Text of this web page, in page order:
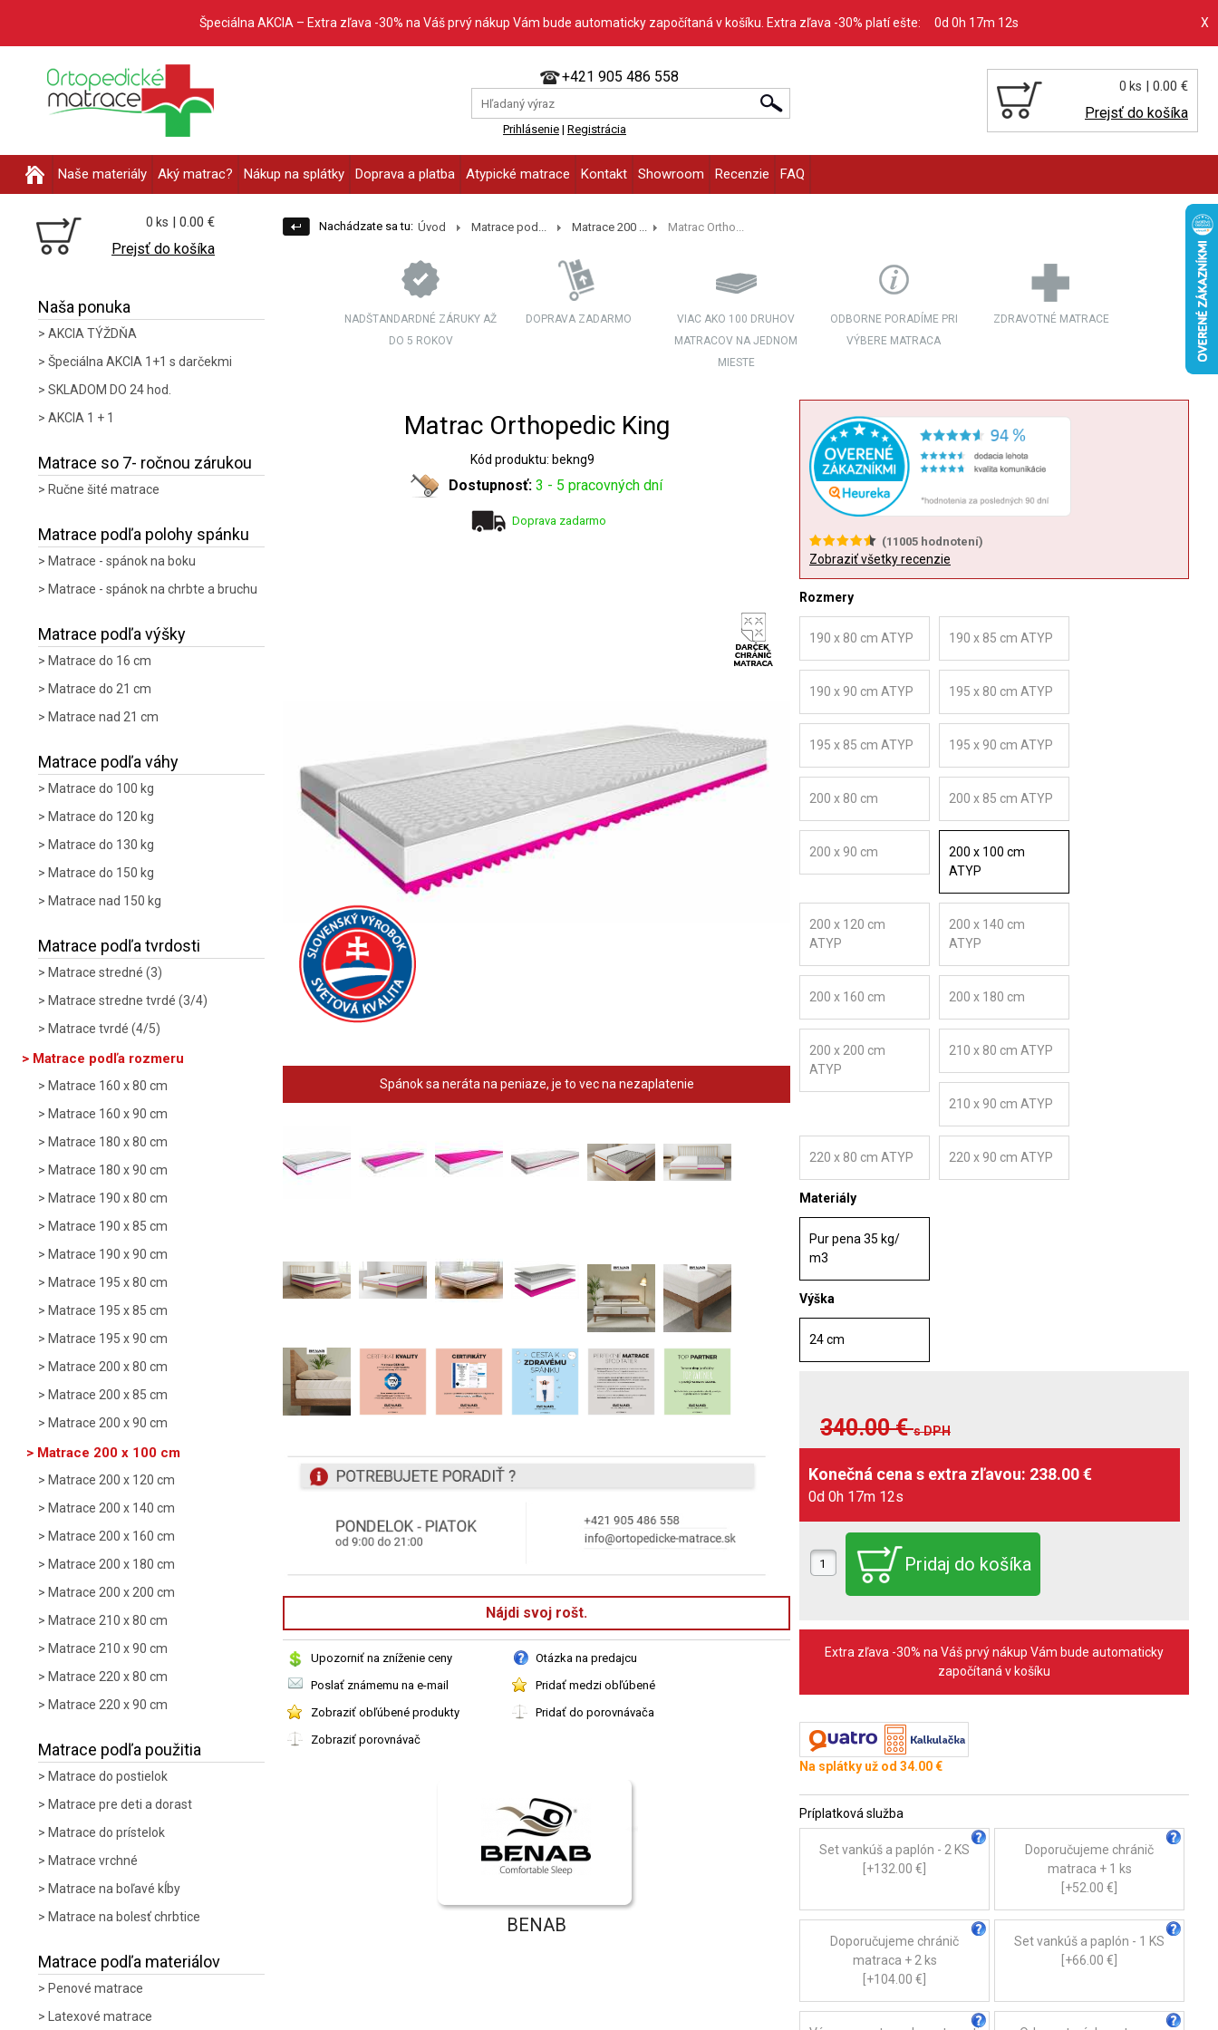
Špeciálna AKCIA – Extra zľava -30% na Váš prvý nákup Vám bude automaticky započítaná v košíku. Extra zľava -30% platí ešte: 0d 0h 17m 10s X
+421 905 486 558
0 ks | 0.00 €
Prejsť do košíka
Prihlásenie | Registrácia
Naše materiály Aký matrac? Nákup na splátky Doprava a platba Atypické matrace Kontakt Showroom Recenzie FAQ
0 ks | 0.00 €
Prejsť do košíka
Naša ponuka
AKCIA TÝŽDŇA
Špeciálna AKCIA 1+1 s darčekmi
SKLADOM DO 24 hod.
AKCIA 1 + 1
Matrace so 7- ročnou zárukou
Ručne šité matrace
Matrace podľa polohy spánku
Matrace - spánok na boku
Matrace - spánok na chrbte a bruchu
Matrace podľa výšky
Matrace do 16 cm
Matrace do 21 cm
Matrace nad 21 cm
Matrace podľa váhy
Matrace do 100 kg
Matrace do 120 kg
Matrace do 130 kg
Matrace do 150 kg
Matrace nad 150 kg
Matrace podľa tvrdosti
Matrace stredné (3)
Matrace stredne tvrdé (3/4)
Matrace tvrdé (4/5)
Matrace podľa rozmeru
Matrace 160 x 80 cm
Matrace 160 x 90 cm
Matrace 180 x 80 cm
Matrace 180 x 90 cm
Matrace 190 x 80 cm
Matrace 190 x 85 cm
Matrace 190 x 90 cm
Matrace 195 x 80 cm
Matrace 195 x 85 cm
Matrace 195 x 90 cm
Matrace 200 x 80 cm
Matrace 200 x 85 cm
Matrace 200 x 90 cm
Matrace 200 x 100 cm
Matrace 200 x 120 cm
Matrace 200 x 140 cm
Matrace 200 x 160 cm
Matrace 200 x 180 cm
Matrace 200 x 200 cm
Matrace 210 x 80 cm
Matrace 210 x 90 cm
Matrace 220 x 80 cm
Matrace 220 x 90 cm
Matrace podľa použitia
Matrace do postielok
Matrace pre deti a dorast
Matrace do prístelok
Matrace vrchné
Matrace na boľavé kĺby
Matrace na bolesť chrbtice
Matrace podľa materiálov
Penové matrace
Latexové matrace
Nachádzate sa tu: Úvod Matrace pod... Matrace 200 ... Matrac Ortho...
NADŠTANDARDNÉ ZÁRUKY AŽ
DO 5 ROKOV
DOPRAVA ZADARMO
VIAC AKO 100 DRUHOV
MATRACOV NA JEDNOM
MIESTE
ODBORNE PORADÍME PRI
VÝBERE MATRACA
ZDRAVOTNÉ MATRACE
Matrac Orthopedic King
Kód produktu: bekng9
Dostupnosť: 3 - 5 pracovných dní
Doprava zadarmo
Spánok sa neráta na peniaze, je to vec na nezaplatenie
Nájdi svoj rošt.
Upozorniť na zníženie ceny
Otázka na predajcu
Poslať známemu na e-mail
Pridať medzi obľúbené
Zobraziť obľúbené produkty
Pridať do porovnávača
Zobraziť porovnávač
BENAB
(11005 hodnotení)
Zobraziť všetky recenzie
Rozmery
190 x 80 cm ATYP 190 x 85 cm ATYP
190 x 90 cm ATYP 195 x 80 cm ATYP
195 x 85 cm ATYP 195 x 90 cm ATYP
200 x 80 cm 200 x 85 cm ATYP
200 x 90 cm
200 x 100 cm
ATYP
200 x 120 cm
ATYP
200 x 140 cm
ATYP
200 x 160 cm 200 x 180 cm
200 x 200 cm
ATYP
210 x 80 cm ATYP
210 x 90 cm ATYP
220 x 80 cm ATYP 220 x 90 cm ATYP
Materiály
Pur pena 35 kg/
m3
Výška
24 cm
340.00€s DPH
0d 0h 17m 10s
Extra zľava -30% na Váš prvý nákup Vám bude automaticky
započítaná v košíku
Na splátky už od 34.00 €
Príplatková služba
Set vankúš a paplón - 2 KS
[+132.00 €]
Doporučujeme chránič
matraca + 1 ks
[+52.00 €]
Doporučujeme chránič
matraca + 2 ks
[+104.00 €]
Set vankúš a paplón - 1 KS
[+66.00 €]